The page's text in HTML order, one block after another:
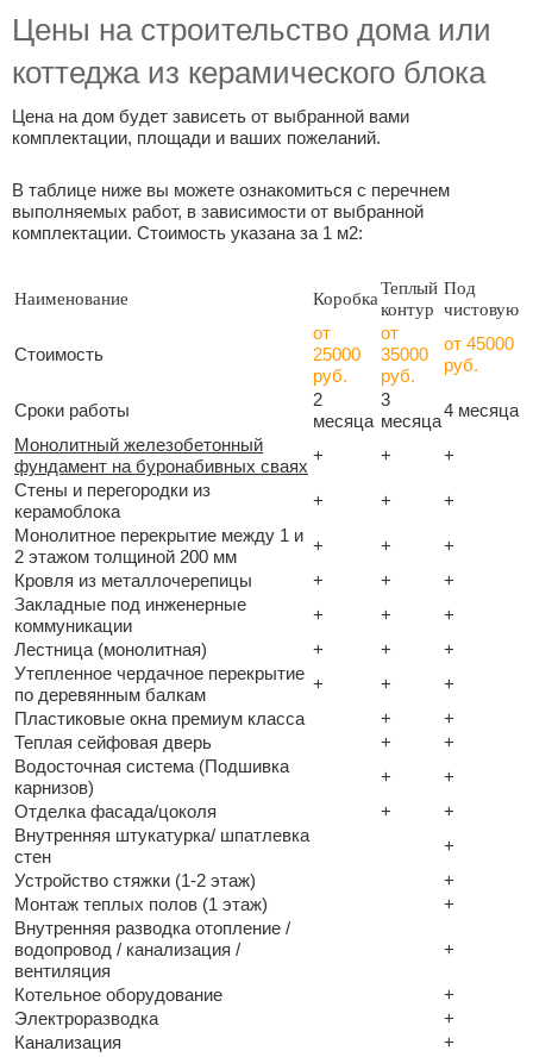
Цены на строительство дома или
коттеджа из керамического блока
Цена на дом будет зависеть от выбранной вами
комплектации, площади и ваших пожеланий.
В таблице ниже вы можете ознакомиться с перечнем
выполняемых работ, в зависимости от выбранной
комплектации. Стоимость указана за 1 м2:
Наименование Коробка
Теплый
контур
Под
чистовую
Стоимость
от
25000
руб.
от
35000
руб.
от 45000
руб.
Сроки работы
2
месяца
3
месяца
4 месяца
Монолитный железобетонный
фундамент на буронабивных сваях
+ +
+
Стены и перегородки из
керамоблока
+ +
+
Монолитное перекрытие между 1 и
2 этажом толщиной 200 мм
+ +
+
Кровля из металлочерепицы
+ +
+
Закладные под инженерные
коммуникации
+ +
+
Лестница (монолитная)
+ +
+
Утепленное чердачное перекрытие
по деревянным балкам
+ +
+
Пластиковые окна премиум класса
+
+
Теплая сейфовая дверь
+
+
Водосточная система (Подшивка
карнизов)
+
+
Отделка фасада/цоколя
+
+
Внутренняя штукатурка/ шпатлевка
стен
+
Устройство стяжки (1-2 этаж)
+
Монтаж теплых полов (1 этаж)
+
Внутренняя разводка отопление /
водопровод / канализация /
вентиляция
+
Котельное оборудование
+
Электроразводка
+
Канализация
+